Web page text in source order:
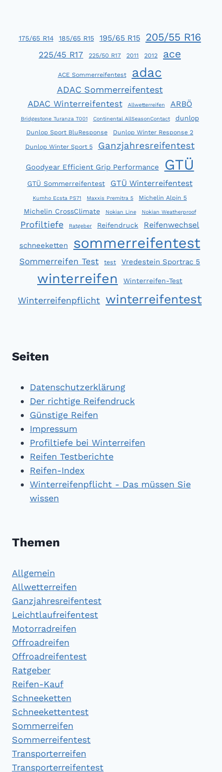
UNSCHLAGBAR
175/65 R14 185/65 R15 195/65 R15 205/55 R16
225/45 R17 225/50 R17 2011 2012 ace
ACE Sommerreifentest adac
ADAC Sommerreifentest
ADAC Winterreifentest Allwetterreifen ARBÖ
Bridgestone Turanza T001 Continental AllSeasonContact dunlop
Dunlop Sport BluResponse
Dunlop Winter Response 2
Dunlop Winter Sport 5
Ganzjahresreifentest
Goodyear Efficient Grip Performance GTÜ
GTÜ Sommerreifentest GTÜ Winterreifentest
Kumho Ecsta PS71 Maxxis Premitra 5 Michelin Alpin 5
Michelin CrossClimate Nokian Line Nokian Weatherproof
Profiltiefe Ratgeber Reifendruck Reifenwechsel
schneeketten sommerreifentest
Sommerreifen Test test Vredestein Sportrac 5
winterreifen Winterreifen-Test
Winterreifenpflicht winterreifentest
Seiten
Datenschutzerklärung
Der richtige Reifendruck
Günstige Reifen
Impressum
Profiltiefe bei Winterreifen
Reifen Testberichte
Reifen-Index
Winterreifenpflicht - Das müssen Sie
wissen
Themen
Allgemein
Allwetterreifen
Ganzjahresreifentest
Leichtlaufreifentest
Motorradreifen
Offroadreifen
Offroadreifentest
Ratgeber
Reifen-Kauf
Schneeketten
Schneekettentest
Sommerreifen
Sommerreifentest
Transporterreifen
Transporterreifentest